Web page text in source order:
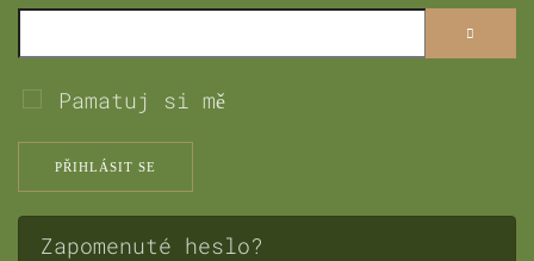
Pamatuj si mě
PŘIHLÁSIT SE
Zapomenuté heslo?